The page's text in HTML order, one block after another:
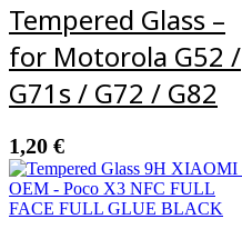
Tempered Glass –
for Motorola G52 /
G71s / G72 / G82
1,20 €